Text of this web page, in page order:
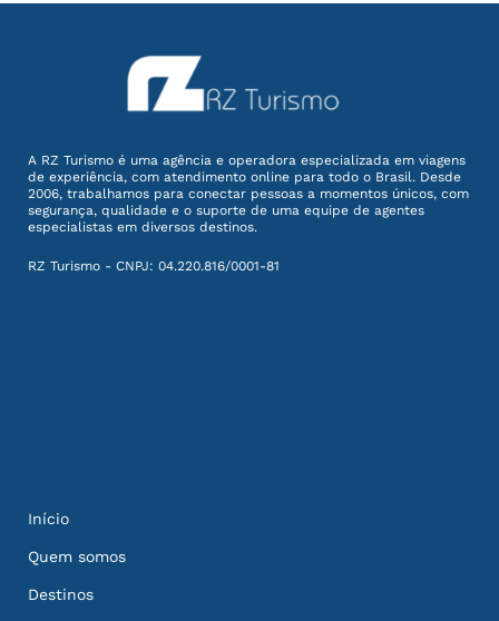
A RZ Turismo é uma agência e operadora especializada em viagens
de experiência, com atendimento online para todo o Brasil. Desde
2006, trabalhamos para conectar pessoas a momentos únicos, com
segurança, qualidade e o suporte de uma equipe de agentes
especialistas em diversos destinos.
RZ Turismo - CNPJ: 04.220.816/0001-81
Início
Quem somos
Destinos